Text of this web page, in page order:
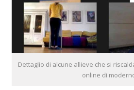
Dettaglio di alcune allieve che si
online di